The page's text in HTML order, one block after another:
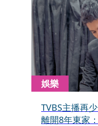
娛樂
TVBS主播再
離開8年東家